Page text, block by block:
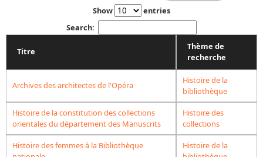
Dictionnaire BnF : recherche avancée
Recherche de fonds, collections et provenances
L'histoire de la BnF en objets
Explorer
Show
entries
Search:
Titre
Thème de
recherche
Archives des architectes de l'Opéra
Histoire de la
bibliothèque
Histoire de la constitution des collections
orientales du département des Manuscrits
Histoire des
collections
Histoire des femmes à la Bibliothèque
Histoire de la